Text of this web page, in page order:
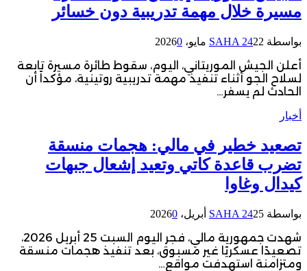
مسيرة خلال مهمة تدريبية دون خسائر
بواسطة SAHA 2422 مايو، 2026 0
أعلن الجيش الموريتاني، اليوم، سقوط طائرة مسيرة تابعة
لسلاح الجو أثناء تنفيذ مهمة تدريبية روتينية، مؤكداً أن
الحادث لم يسفر…
أخبار
تصعيد خطير في مالي: هجمات منسقة
تضرب قاعدة كاتي وتعيد إشعال جبهات
كيدال وغاوا
بواسطة SAHA 2425 أبريل، 2026 0
شهدت جمهورية مالي، فجر اليوم السبت 25 أبريل 2026،
تصعيدًا عسكريًا غير مسبوق، بعد تنفيذ هجمات منسقة
ومتزامنة استهدفت مواقع…